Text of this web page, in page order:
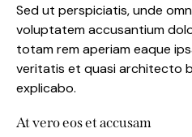
Sed ut perspiciatis, unde
voluptatem accusantium
totam rem aperiam eaque
veritatis et quasi architecto
explicabo.
At vero eos et accusam